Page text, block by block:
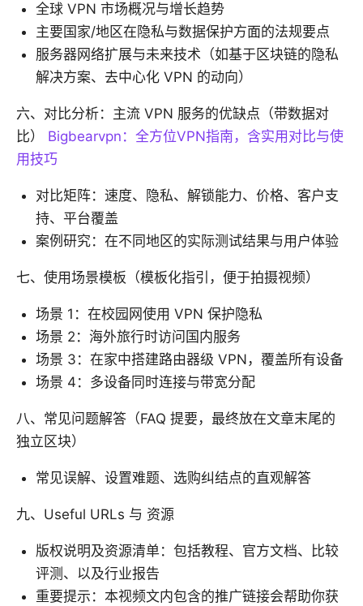
全球 VPN 市场概况与增长趋势
主要国家/地区在隐私与数据保护方面的法规要点
服务器网络扩展与未来技术（如基于区块链的隐私
解决方案、去中心化 VPN 的动向）
六、对比分析：主流 VPN 服务的优缺点（带数据对
比） Bigbearvpn：全方位VPN指南，含实用对比与使
用技巧
对比矩阵：速度、隐私、解锁能力、价格、客户支
持、平台覆盖
案例研究：在不同地区的实际测试结果与用户体验
七、使用场景模板（模板化指引，便于拍摄视频）
场景 1：在校园网使用 VPN 保护隐私
场景 2：海外旅行时访问国内服务
场景 3：在家中搭建路由器级 VPN，覆盖所有设备
场景 4：多设备同时连接与带宽分配
八、常见问题解答（FAQ 提要，最终放在文章末尾的
独立区块）
常见误解、设置难题、选购纠结点的直观解答
九、Useful URLs 与 资源
版权说明及资源清单：包括教程、官方文档、比较
评测、以及行业报告
重要提示：本视频文内包含的推广链接会帮助你获